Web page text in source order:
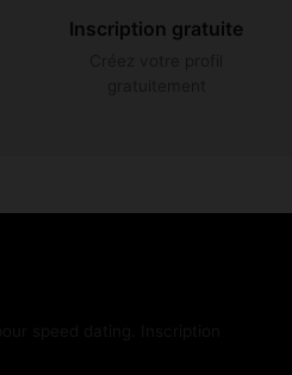
Inscription gratuite